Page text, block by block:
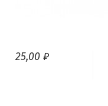
25,00 ₽